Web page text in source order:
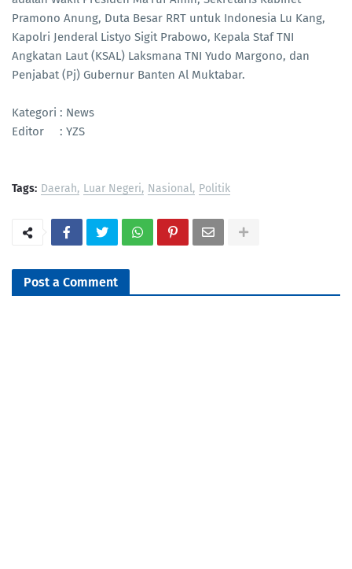
Pramono Anung, Duta Besar RRT untuk Indonesia Lu Kang,
Kapolri Jenderal Listyo Sigit Prabowo, Kepala Staf TNI
Angkatan Laut (KSAL) Laksmana TNI Yudo Margono, dan
Penjabat (Pj) Gubernur Banten Al Muktabar.
Kategori : News
Editor : YZS
Tags: Daerah Luar Negeri Nasional Politik
Post a Comment